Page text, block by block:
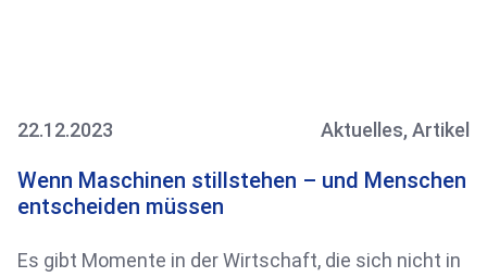
22.12.2023 Aktuelles, Artikel
Wenn Maschinen stillstehen – und Menschen
entscheiden müssen
Es gibt Momente in der Wirtschaft, die sich nicht in